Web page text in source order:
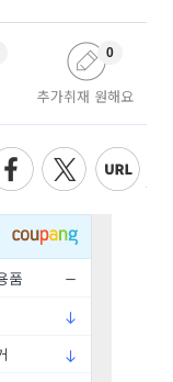
추가취재 원해요
0